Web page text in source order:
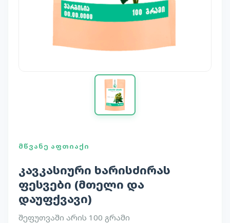
ᲛᲬᲕᲐᲜᲔ ᲐᲤᲗᲘᲐᲥᲘ
კავკასიური ხარისძირას
ფესვები (მთელი და
დაუფქვავი)
შეფუთვაში არის 100 გრამი